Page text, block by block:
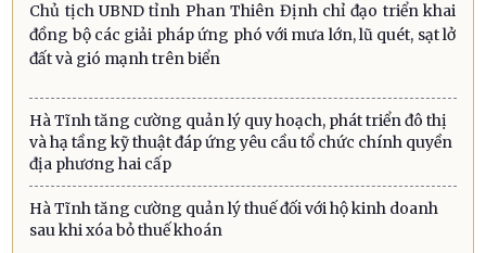
Chủ tịch UBND tỉnh Phan Thiên Định chỉ đạo triển khai
đồng bộ các giải pháp ứng phó với mưa lớn, lũ quét, sạt lở
đất và gió mạnh trên biển
Hà Tĩnh tăng cường quản lý quy hoạch, phát triển đô thị
và hạ tầng kỹ thuật đáp ứng yêu cầu tổ chức chính quyền
địa phương hai cấp
Hà Tĩnh tăng cường quản lý thuế đối với hộ kinh doanh
sau khi xóa bỏ thuế khoán